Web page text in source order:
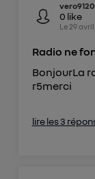
0 like
Le 29
Radio ne
BonjourLa
r5merci
lire les 3